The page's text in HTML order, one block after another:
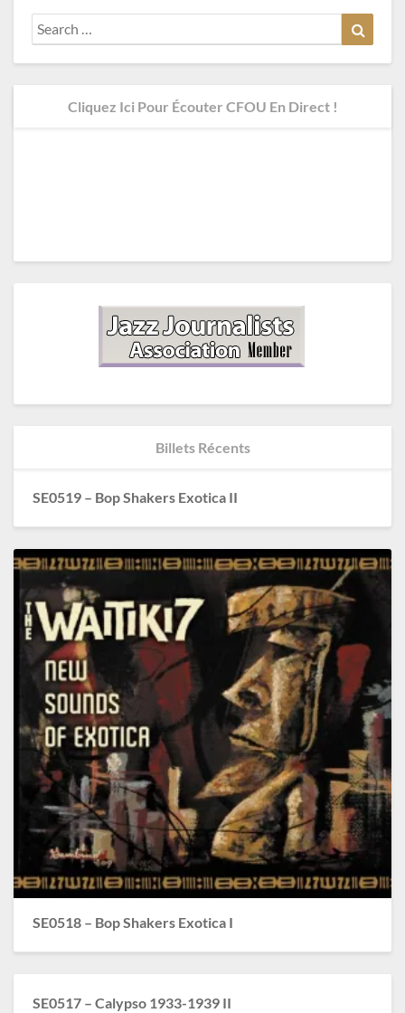
Search
for:
Cliquez Ici Pour Écouter CFOU En Direct !
Billets Récents
SE0519 – Bop Shakers Exotica II
SE0518 – Bop Shakers Exotica I
SE0517 – Calypso 1933-1939 II